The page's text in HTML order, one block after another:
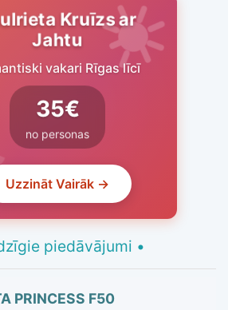
Kruīzs ar
Jahtu
vakari Rīgas līcī
35€
no personas
Uzzināt Vairāk →
piedāvājumi •
PRINCESS F50